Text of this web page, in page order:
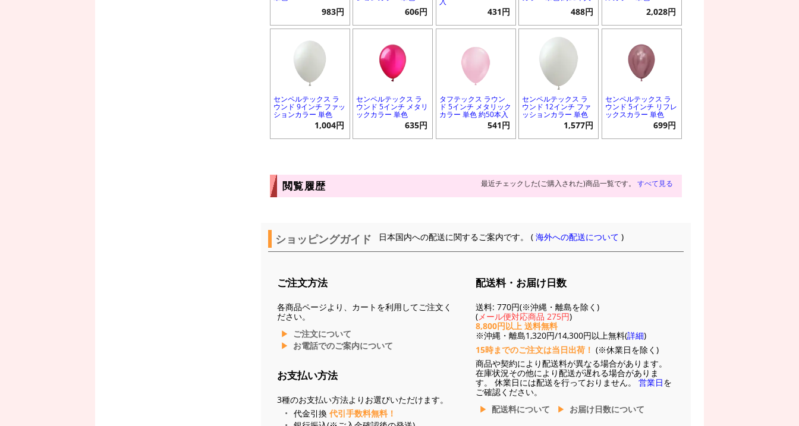
983円 606円 431円 488円 2,028円
センペルテックス ラ
ウンド 9インチ ファッ
ションカラー 単色
1,004円
センペルテックス ラ
ウンド 5インチ メタリ
ックカラー 単色
635円
タフテックス ラウン
ド 5インチ メタリック
カラー 単色 約50本入
541円
センペルテックス ラ
ウンド 12インチ ファ
ッションカラー 単色
1,577円
センペルテックス ラ
ウンド 5インチ リフレ
ックスカラー 単色
699円
閲覧履歴 最近チェックした(ご購入された)商品一覧です。 すべて見る
ショッピングガイド 日本国内への配送に関するご案内です。 (海外への配送について )
ご注文方法
各商品ページより、カートを利用してご注文く
ださい。
ご注文について
お電話でのご案内について
お支払い方法
3種のお支払い方法よりお選びいただけます。
代金引換 代引手数料無料！
配送料・お届け日数
送料: 770円(※沖縄・離島を除く)
(メール便対応商品 275円)
8,800円以上 送料無料
※沖縄・離島1,320円/14,300円以上無料(詳細)
15時までのご注文は当日出荷！ (※休業日を除く)
商品や契約により配送料が異なる場合があります。
在庫状況その他により配送が遅れる場合がありま
す。 休業日には配送を行っておりません。 営業日を
ご確認ください。
配送料について
お届け日数について